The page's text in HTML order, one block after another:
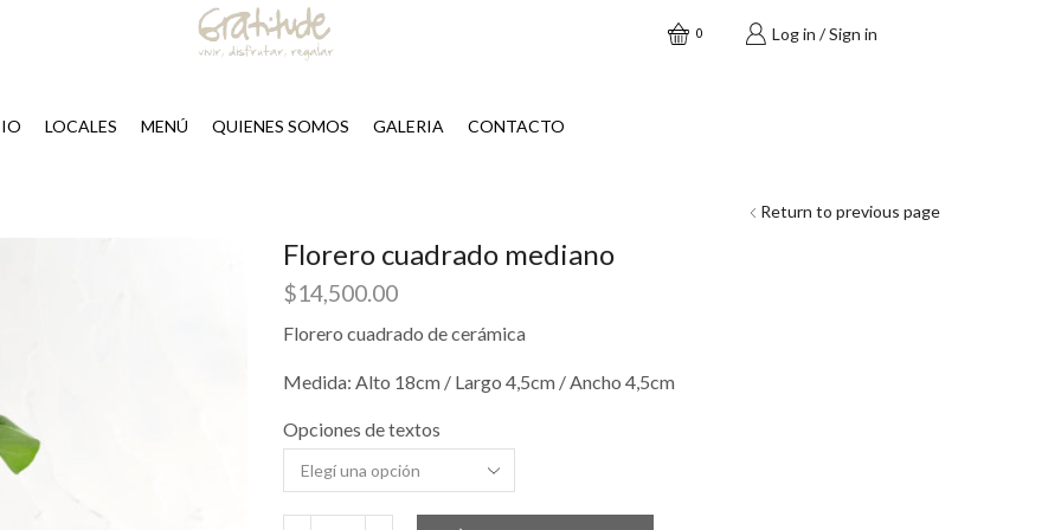
0 Log in / Sign in
LOCALES MENÚ QUIENES SOMOS GALERIA CONTACTO
Return to previous page
Florero cuadrado mediano
$14,500.00
Florero cuadrado de cerámica
Medida: Alto 18cm / Largo 4,5cm / Ancho 4,5cm
Opciones de textos